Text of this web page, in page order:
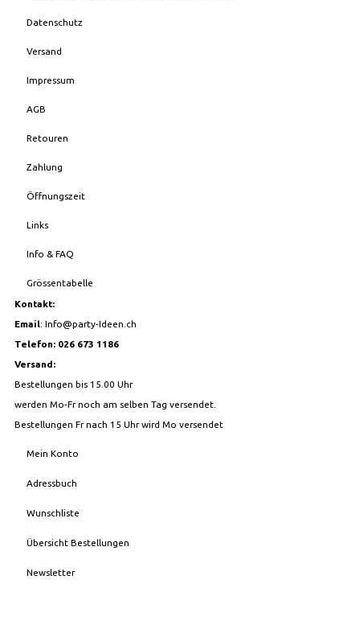
Datenschutz
Versand
Impressum
AGB
Retouren
Zahlung
Öffnungszeit
Links
Info & FAQ
Grössentabelle
Kontakt:
Email: Info@party-Ideen.ch
Telefon: 026 673 1186
Versand:
Bestellungen bis 15.00 Uhr
werden Mo-Fr noch am selben Tag versendet.
Bestellungen Fr nach 15 Uhr wird Mo versendet
Mein Konto
Adressbuch
Wunschliste
Übersicht Bestellungen
Newsletter